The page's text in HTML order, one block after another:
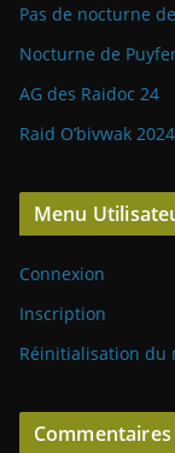
Pas de nocturne
Nocturne de
AG des Raidoc 24
Raid O’bivwak 2024
Menu
Connexion
Inscription
Réinitialisation du